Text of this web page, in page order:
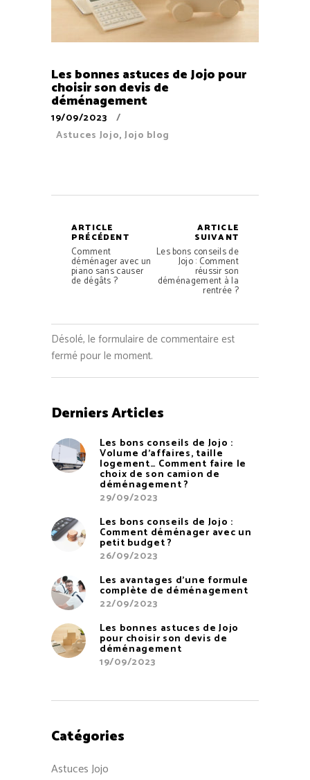
Les bonnes astuces de Jojo pour
choisir son devis de
déménagement
19/09/2023
Astuces Jojo, Jojo blog
ARTICLE
PRÉCÉDENT
Comment
déménager avec un
piano sans causer
de dégâts ?
ARTICLE
SUIVANT
Les bons conseils de
Jojo : Comment
réussir son
déménagement à la
rentrée ?
Désolé, le formulaire de commentaire est
fermé pour le moment.
Derniers Articles
Les bons conseils de Jojo :
Volume d’affaires, taille
logement… Comment faire le
choix de son camion de
déménagement ?
29/09/2023
Les bons conseils de Jojo :
Comment déménager avec un
petit budget ?
26/09/2023
Les avantages d’une formule
complète de déménagement
22/09/2023
Les bonnes astuces de Jojo
pour choisir son devis de
déménagement
19/09/2023
Catégories
Astuces Jojo